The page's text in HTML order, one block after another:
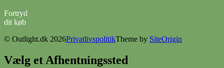
Fortryd
dit køb
© Outlight.dk 2026PrivatlivspolitikTheme by SiteOrigin
Vælg et Afhentningssted